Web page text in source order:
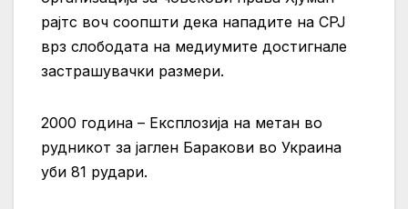
рајтс воч соопшти дека нападите на СРЈ
врз слободата на медиумите достигнале
застрашувачки размери.
2000 година – Експлозија на метан во
рудникот за јаглен Баракови во Украина
уби 81 рудари.